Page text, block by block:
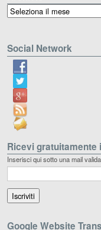
Archivio
Social Network
Ricevi gratuitamente
Inserisci qui sotto una mail valida
Google Website